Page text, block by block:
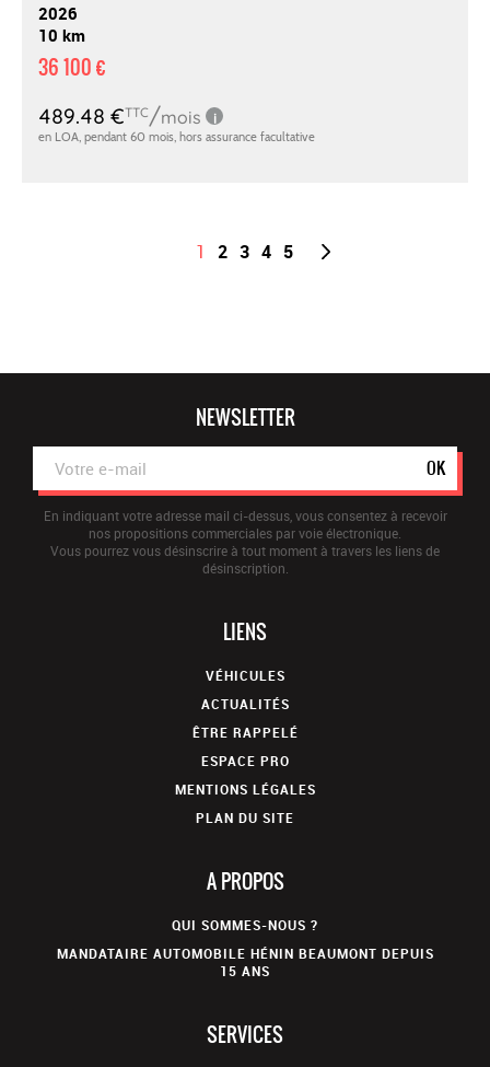
2026
10 km
36 100 €
1 2 3 4 5
NEWSLETTER
OK
En indiquant votre adresse mail ci-dessus, vous consentez à recevoir
nos propositions commerciales par voie électronique.
Vous pourrez vous désinscrire à tout moment à travers les liens de
désinscription.
LIENS
VÉHICULES
ACTUALITÉS
ÊTRE RAPPELÉ
ESPACE PRO
MENTIONS LÉGALES
PLAN DU SITE
A PROPOS
QUI SOMMES-NOUS ?
MANDATAIRE AUTOMOBILE HÉNIN BEAUMONT DEPUIS
15 ANS
SERVICES